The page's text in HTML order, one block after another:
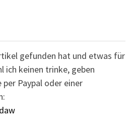
gefunden hat und etwas für
ich keinen trinke, geben
Paypal oder einer